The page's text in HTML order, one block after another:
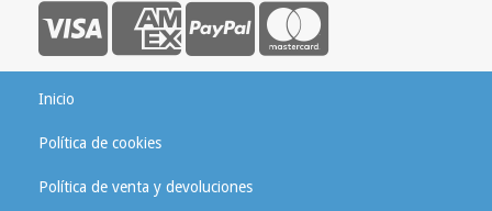
Inicio
Política de cookies
Política de venta y devoluciones